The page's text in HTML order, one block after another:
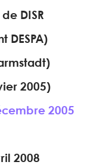
DISR
DESPA)
2005)
2005
2008